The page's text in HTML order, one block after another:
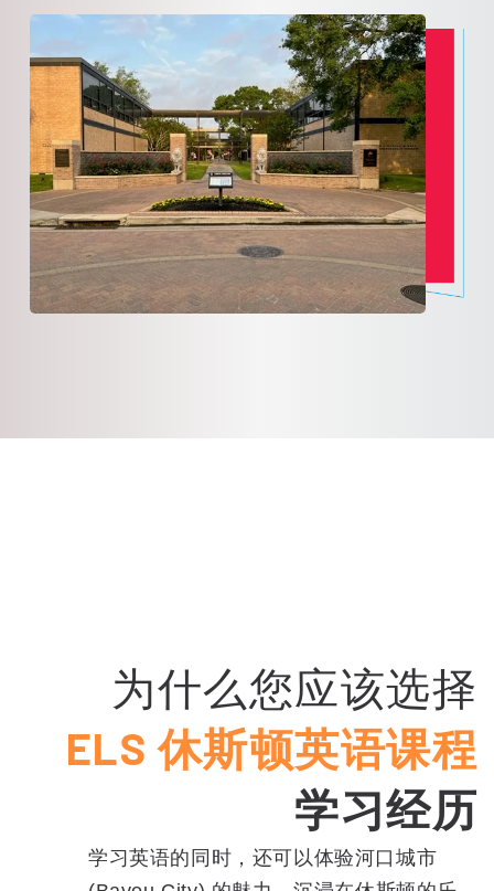
为什么您应该选择
ELS 休斯顿英语课程
学习经历
学习英语的同时，还可以体验河口城市